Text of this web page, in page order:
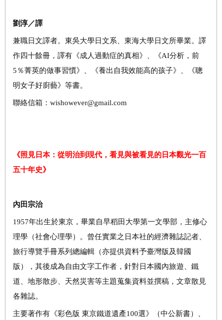
劉淳／譯
兼職日文譯者。東吳大學日文系、東海大學日文所畢業。譯
作四十餘冊，譯有《成人過動症的真相》、《AI分析，前
5％菁英的做事習慣》、《養出自我效能高的孩子》、《聰
明女子好廚藝》等書。
聯絡信箱：wishowever@gmail.com
《照見日本：從明治到現代，看見與被看見的日本觀光一百
五十年史》
內田宗治
1957年出生於東京，畢業自早稻田大學第一文學部，主修心
理學（社會心理學）。曾任實業之日本社的經濟雜誌記者、
旅行導覽手冊系列總編輯（亦提供資料予臺灣版及韓國
版），其後成為自由文字工作者，針對日本國內旅遊、鐵
道、地形散步、天然災害等主題蒐集資料並撰稿，文章散見
各雜誌。
主要著作有《彩色版 東京鐵道遺產100選》（中公新書）、